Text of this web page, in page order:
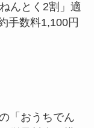
んとく2割」適
手数料1,100円
「おうちでん